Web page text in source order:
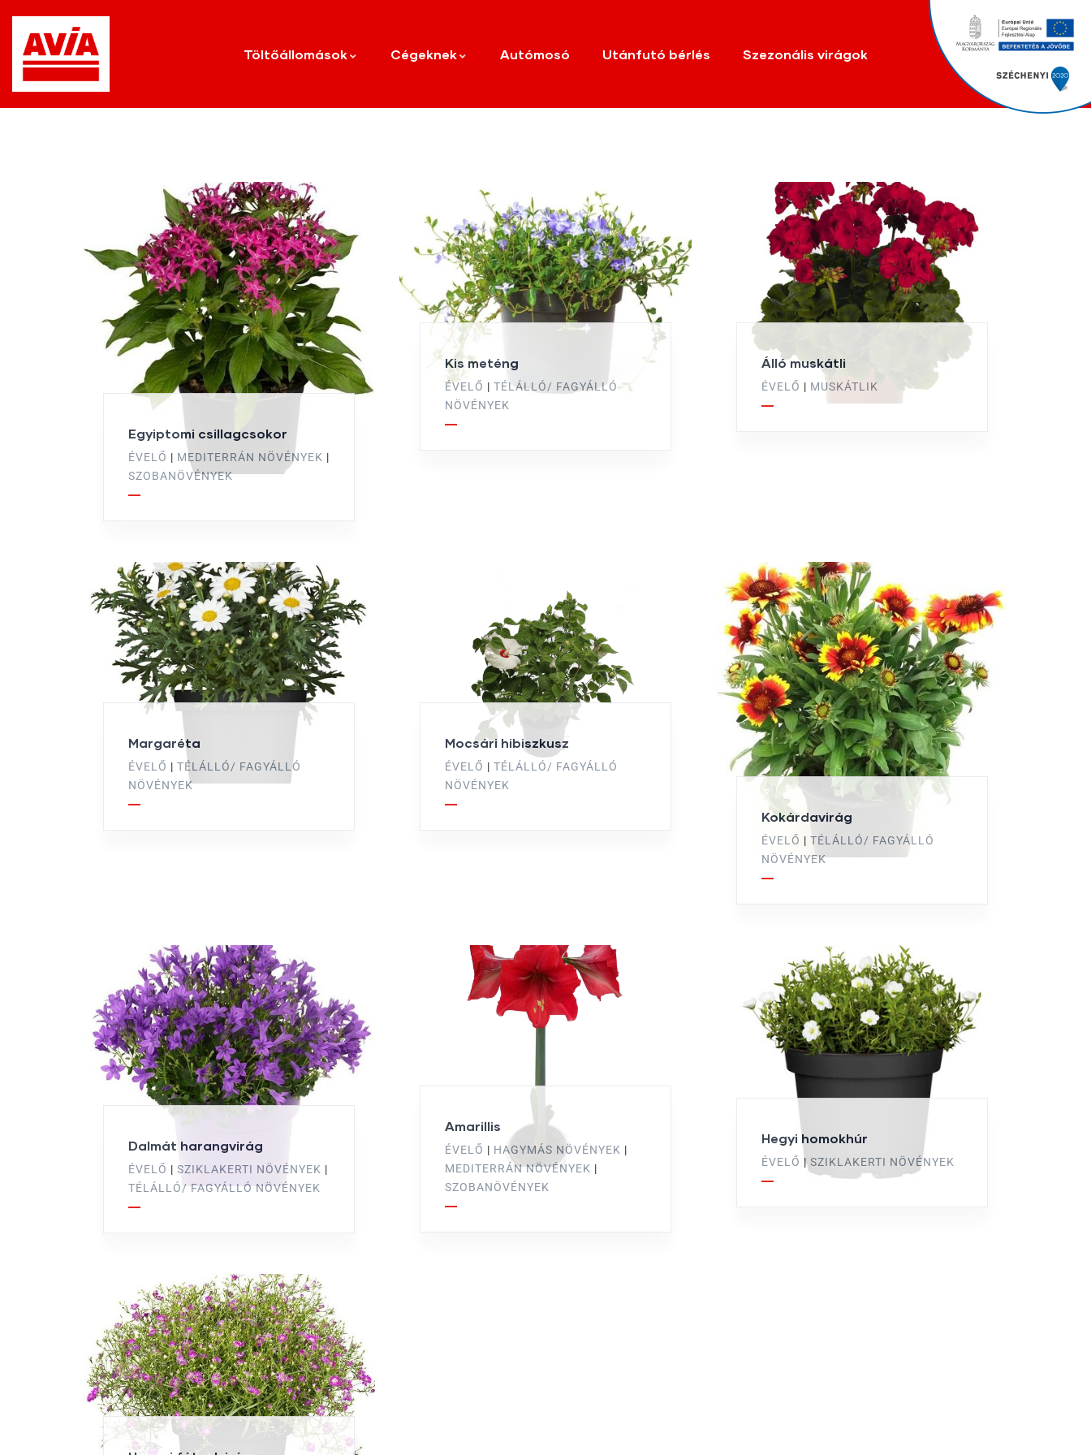
Töltőállomások Cégeknek Autómosó Utánfutó bérlés Szezonális virágok
Egyiptomi csillagcsokor
ÉVELŐ | MEDITERRÁN NÖVÉNYEK |
SZOBANÖVÉNYEK
Kis meténg
ÉVELŐ | TÉLÁLLÓ/ FAGYÁLLÓ
NÖVÉNYEK
Álló muskátli
ÉVELŐ | MUSKÁTLIK
Margaréta
ÉVELŐ | TÉLÁLLÓ/ FAGYÁLLÓ
NÖVÉNYEK
Mocsári hibiszkusz
ÉVELŐ | TÉLÁLLÓ/ FAGYÁLLÓ
NÖVÉNYEK
Kokárdavirág
ÉVELŐ | TÉLÁLLÓ/ FAGYÁLLÓ
NÖVÉNYEK
Dalmát harangvirág
ÉVELŐ | SZIKLAKERTI NÖVÉNYEK |
TÉLÁLLÓ/ FAGYÁLLÓ NÖVÉNYEK
Amarillis
ÉVELŐ | HAGYMÁS NÖVÉNYEK |
MEDITERRÁN NÖVÉNYEK |
SZOBANÖVÉNYEK
Hegyi homokhúr
ÉVELŐ | SZIKLAKERTI NÖVÉNYEK